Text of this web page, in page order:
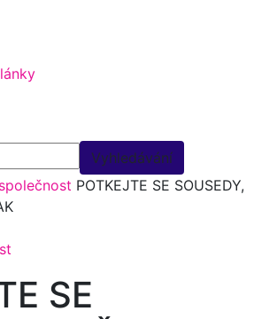
POTKEJTE SE SOUSEDY,
SE